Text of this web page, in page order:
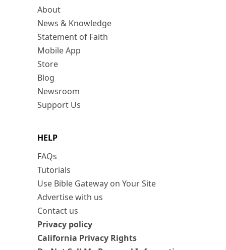
About
News & Knowledge
Statement of Faith
Mobile App
Store
Blog
Newsroom
Support Us
HELP
FAQs
Tutorials
Use Bible Gateway on Your Site
Advertise with us
Contact us
Privacy policy
California Privacy Rights